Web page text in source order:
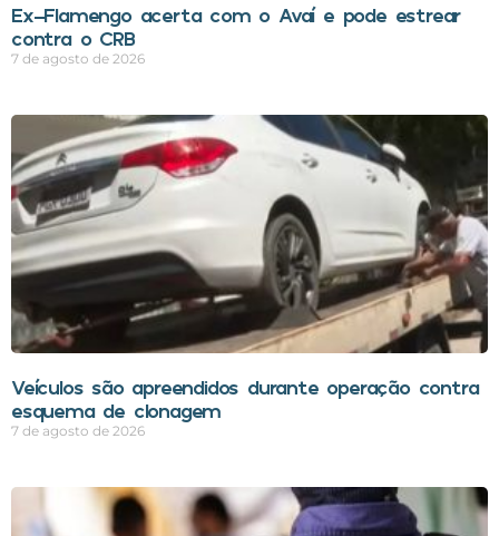
Ex-Flamengo acerta com o Avaí e pode estrear
contra o CRB
7 de agosto de 2026
Veículos são apreendidos durante operação contra
esquema de clonagem
7 de agosto de 2026